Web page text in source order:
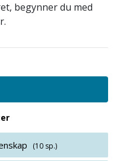
begynner du med
(10 sp.)